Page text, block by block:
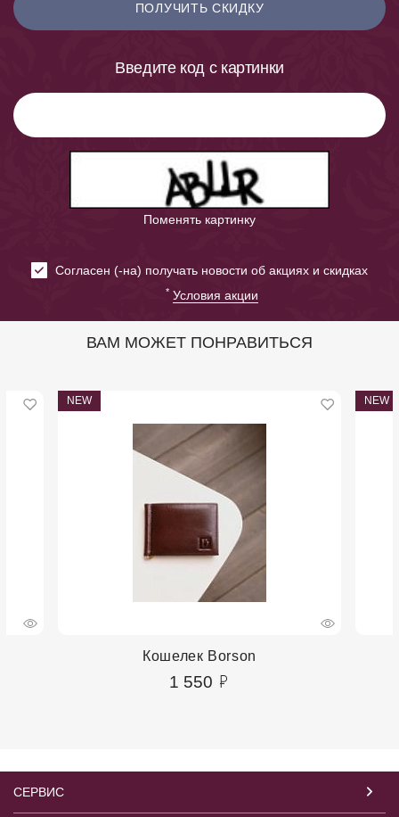
ПОЛУЧИТЬ СКИДКУ
Введите код с картинки
Поменять картинку
Cогласен (-на) получать новости об акциях и скидках
* Условия акции
ВАМ МОЖЕТ ПОНРАВИТЬСЯ
NEW
Кошелек Borson
1 550
NEW
СЕРВИС